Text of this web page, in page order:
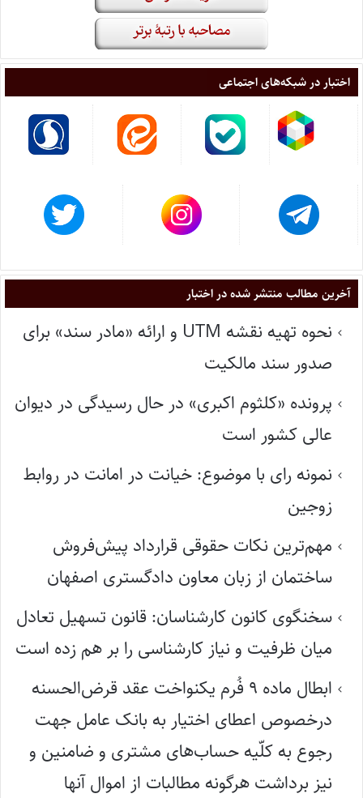
اختبار در شبکه‌های اجتماعی
آخرین مطالب منتشر شده در اختبار
نحوه تهیه نقشه UTM و ارائه «مادر سند» برای
صدور سند مالکیت
پرونده «کلثوم اکبری» در حال رسیدگی در دیوان
عالی کشور است
نمونه رای با موضوع: خیانت در امانت در روابط
زوجین
مهم‌ترین نکات حقوقی قرارداد پیش‌فروش
ساختمان از زبان معاون دادگستری اصفهان
سخنگوی کانون کارشناسان: قانون تسهیل تعادل
میان ظرفیت و نیاز کارشناسی را بر هم زده است
ابطال ماده ۹ فُرم یکنواخت عقد قرض‌الحسنه
درخصوص اعطای اختیار به بانک عامل جهت
رجوع به کلّیه حساب‌های مشتری و ضامنین و
نیز برداشت هرگونه مطالبات از اموال آنها